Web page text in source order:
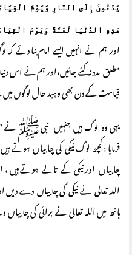
هَذِهِ الدُّنْيَا لَعْنَةً وَيَوْمَ
اور ہم نے انہیں ایسے امام بنا دئے
مطلق مدد نہ کئے جائیں،اور ہم نے اس
قیامت کے دن بھی وہبد حال لوگوں
یہی وہ لوگ ہیں جنہیں نبی ﷺ نے
فرمایا : کچھ لوگ نیکی کی چابیاں
چابیاں اور نیکی کے تالے ہوتے
اللہ تعالی نے نیکی کی چابیاں
ہاتھ میں اللہ تعالی نے برائی کی